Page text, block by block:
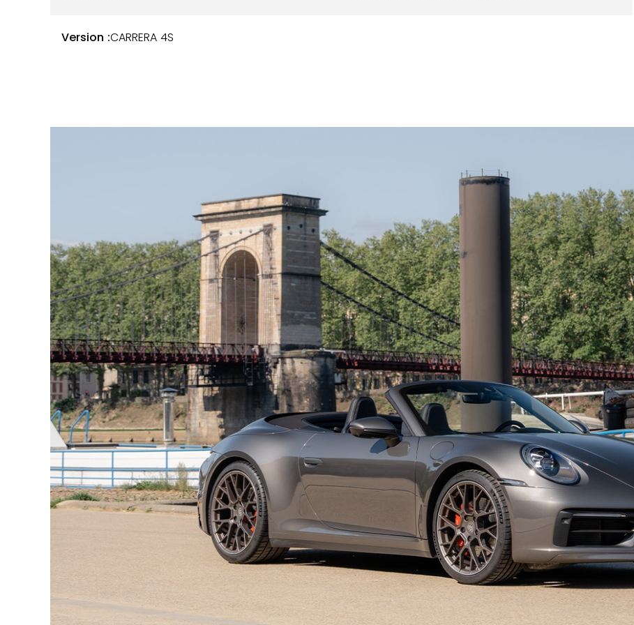
Voici les derniers entretiens réalisés :
Voici les équipements et options de cet exemplaire :
Peinture Gris Quartz Métallisé
Suspension sport
Capote noire
Jantes type Spyder RS
Pack SportDesign extérieur
Dashcam Porsche
BOSE Surround Sound-System
Intérieur cuir étendu noir avec surpiqûres contrastantes grises
Sièges Sport Plus électriques 18 positions chauffants à mémoire
Volant chauffant
Seuils de porte en aluminium brossé
Régulateur de vitesse adaptatif
Phares Matrix LED PDLS+
Pack Sport Chrono
Système d’échappement Sport
Assistance avant et arrière avec caméra de recul et vue 360°
Rétroviseurs rabattables électriquement avec éclairage d’alentours
Version :CARRERA 4S